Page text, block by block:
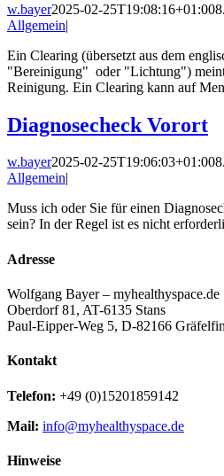
w.bayer2025-02-25T19:08:16+01:00
Allgemein|
Ein Clearing (übersetzt aus dem
"Bereinigung" oder "Lichtung") meint
Reinigung. Ein Clearing kann auf
Diagnosecheck Vorort
w.bayer2025-02-25T19:06:03+01:00
Allgemein|
Muss ich oder Sie für einen
sein? In der Regel ist es nicht
Adresse
Wolfgang Bayer – myhealthyspace.de
Oberdorf 81, AT-6135 Stans
Paul-Eipper-Weg 5, D-82166
Kontakt
Telefon: +49 (0)15201859142
Mail: info@myhealthyspace.de
Hinweise